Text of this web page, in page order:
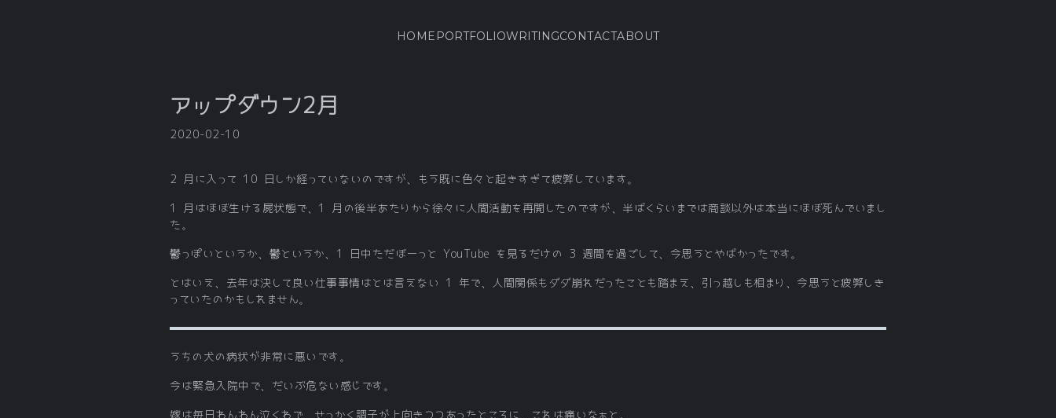
HOME PORTFOLIOWRITINGCONTACTABOUT
アップダウン2月
2020-02-10
2 月に入って 10 日しか経っていないのですが、もう既に色々と起きすぎて疲弊しています。
1 月はほぼ生ける屍状態で、1 月の後半あたりから徐々に人間活動を再開したのですが、半ばくらいまでは商談以外は本当にほぼ死んでいまし
た。
鬱っぽいというか、鬱というか、1 日中ただぼーっと YouTube を見るだけの 3 週間を過ごして、今思うとやばかったです。
とはいえ、去年は決して良い仕事事情はとは言えない 1 年で、人間関係もダダ崩れだったことも踏まえ、引っ越しも相まり、今思うと疲弊しき
っていたのかもしれません。
うちの犬の病状が非常に悪いです。
今は緊急入院中で、だいぶ危ない感じです。
嫁は毎日わんわん泣くわで、せっかく調子が上向きつつあったところに、これは痛いなぁと。